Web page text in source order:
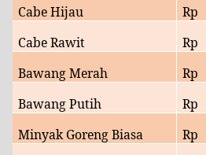
Cabe Hijau
Rp
Cabe Rawit
Rp
Bawang Merah
Rp
Bawang Putih
Rp
Minyak Goreng Biasa
Rp